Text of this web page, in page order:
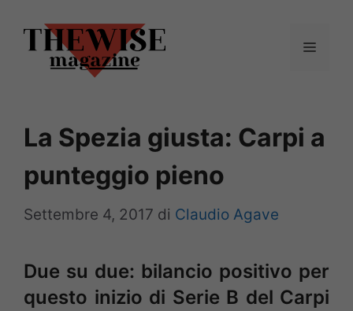
contenuto
Menu
La Spezia giusta: Carpi a
punteggio pieno
Settembre 4, 2017 di Claudio Agave
Due su due: bilancio positivo per
questo inizio di Serie B del Carpi